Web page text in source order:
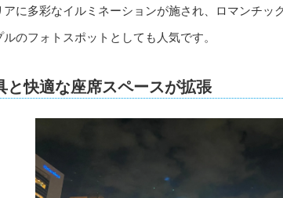
に多彩なイルミネーションが施され、ロマンチッ
のフォトスポットとしても人気です。
と快適な座席スペースが拡張